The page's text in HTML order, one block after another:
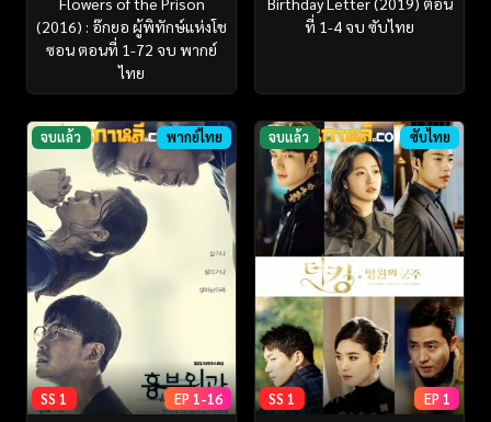
(2016) : อ๊กยอ ผู้พิทักษ์แห่งโช
ซอน ตอนที่ 1-72 จบ พากย์
ไทย
ที่ 1-4 จบ ซับไทย
จบแล้ว พากย์ไทย
SS 1 EP 1-16
จบแล้ว ซับไทย
SS 1 EP 1